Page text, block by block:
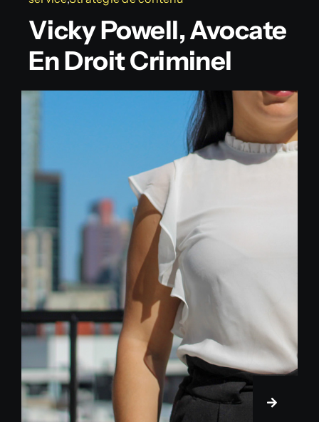
Vicky Powell, Avocate
En Droit Criminel